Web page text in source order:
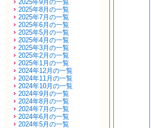
2025年9月の一覧
2025年8月の一覧
2025年7月の一覧
2025年6月の一覧
2025年5月の一覧
2025年4月の一覧
2025年3月の一覧
2025年2月の一覧
2025年1月の一覧
2024年12月の一覧
2024年11月の一覧
2024年10月の一覧
2024年9月の一覧
2024年8月の一覧
2024年7月の一覧
2024年6月の一覧
2024年5月の一覧